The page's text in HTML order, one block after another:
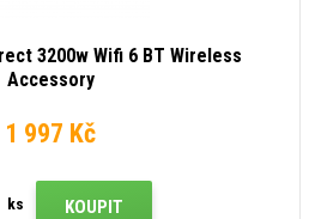
3200w Wifi 6 BT Wireless
Accessory
1 997 Kč
ks KOUPIT